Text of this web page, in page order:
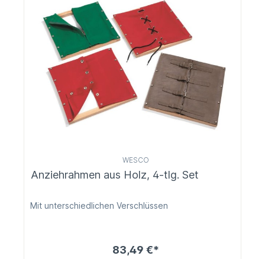
WESCO
Anziehrahmen aus Holz, 4-tlg. Set
Mit unterschiedlichen Verschlüssen
83,49 €*